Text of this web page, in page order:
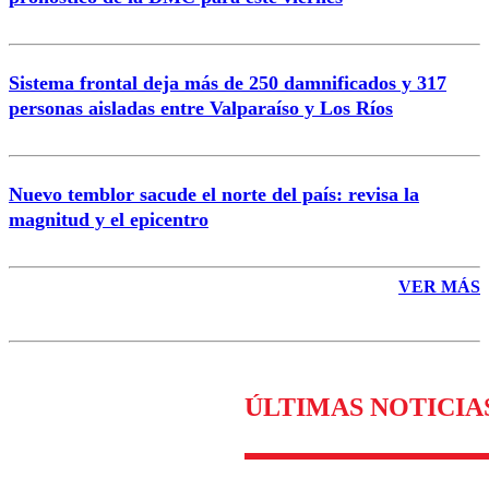
Enviar comentario
Sistema frontal deja más de 250 damnificados y 317
personas aisladas entre Valparaíso y Los Ríos
Nuevo temblor sacude el norte del país: revisa la
magnitud y el epicentro
VER MÁS
ÚLTIMAS